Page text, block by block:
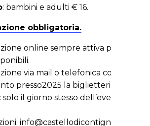
: bambini e adulti € 16.
obbligatoria.
online sempre attiva per i
via mail o telefonica con
presso2025 la biglietteria del
solo il giorno stesso dell’evento.
info@castellodicontignaco.it